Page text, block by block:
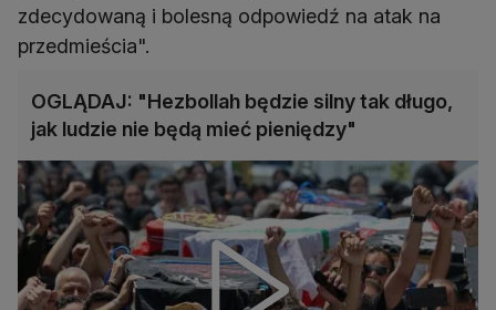
zdecydowaną i bolesną odpowiedź na atak na
przedmieścia".
OGLĄDAJ: "Hezbollah będzie silny tak długo,
jak ludzie nie będą mieć pieniędzy"